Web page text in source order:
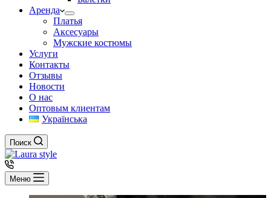
Аренда
Платья
Аксесуары
Мужские костюмы
Услуги
Контакты
Отзывы
Новости
О нас
Оптовым клиентам
Українська
Поиск
Меню